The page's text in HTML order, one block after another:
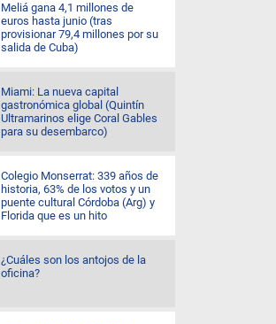
Meliá gana 4,1 millones de
euros hasta junio (tras
provisionar 79,4 millones por su
salida de Cuba)
Miami: La nueva capital
gastronómica global (Quintín
Ultramarinos elige Coral Gables
para su desembarco)
Colegio Monserrat: 339 años de
historia, 63% de los votos y un
puente cultural Córdoba (Arg) y
Florida que es un hito
¿Cuáles son los antojos de la
oficina?